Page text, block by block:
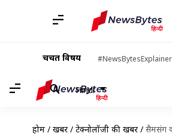
चर्चित विषय #NewsBytesExplainer
Hindi
होम / खबरें / टेक्नोलॉजी की खबरें / सैमसंग